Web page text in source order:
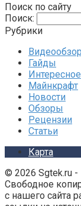
Поиск по сайту
Поиск:
Рубрики
Гайды
Интересное
Майнкрафт
Новости
Обзоры
Рецензии
Статьи
Карта
© 2026 Sgtek.ru
Свободное
с нашего сайта